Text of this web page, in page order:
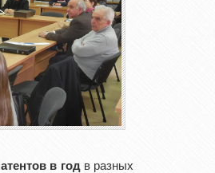
в год в разных